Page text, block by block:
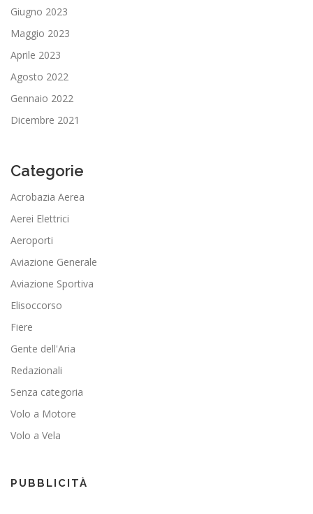
Giugno 2023
Maggio 2023
Aprile 2023
Agosto 2022
Gennaio 2022
Dicembre 2021
Categorie
Acrobazia Aerea
Aerei Elettrici
Aeroporti
Aviazione Generale
Aviazione Sportiva
Elisoccorso
Fiere
Gente dell'Aria
Redazionali
Senza categoria
Volo a Motore
Volo a Vela
PUBBLICITÀ